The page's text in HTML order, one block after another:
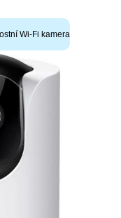
Wi-Fi kamera